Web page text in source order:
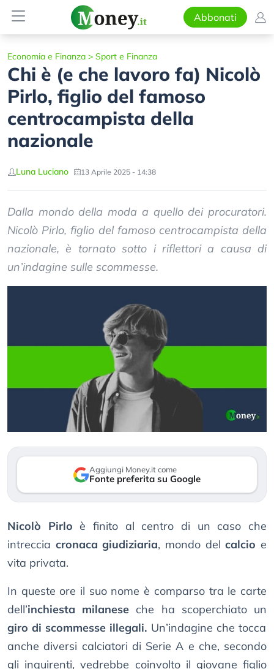
Abbonati
Economia e Finanza > Sport e Finanza
Chi è (e che lavoro fa) Nicolò
Pirlo, figlio del famoso
centrocampista della
nazionale
Luna Luciano 13 Aprile 2025 - 14:38
Dalla mondo della moda a quello dei procuratori.
Nicolò Pirlo, figlio del famoso centrocampista della
nazionale, è tornato sotto i riflettori a causa di
un’indagine sulle scommesse.
Aggiungi Money.it come
Fonte preferita su Google
Nicolò Pirloè finito al centro di un caso che
intreccia cronaca giudiziaria, mondo delcalcioe
vita privata.
In queste ore il suo nome è comparso tra le carte
dell’inchiesta milanese che ha scoperchiato un
giro di scommesse illegali. Un’indagine che tocca
anche diversi calciatori di Serie A e che, secondo
gli inquirenti, vedrebbe coinvolto il giovane figlio